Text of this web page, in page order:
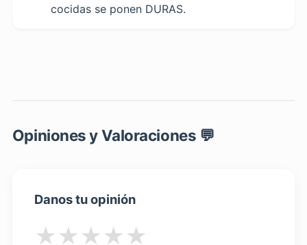
cocidas se ponen DURAS.
Opiniones y Valoraciones 💬
Danos tu opinión
★
★
★
★
★